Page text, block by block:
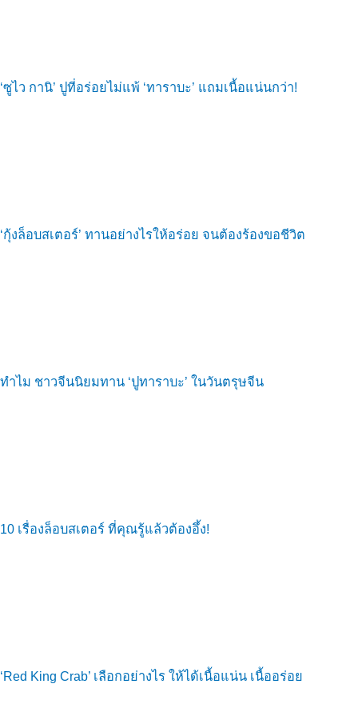
‘ซูไว กานิ’ ปูที่อร่อยไม่แพ้ ‘ทาราบะ’ แถมเนื้อแน่นกว่า!
‘กุ้งล็อบสเตอร์’ ทานอย่างไรให้อร่อย จนต้องร้องขอชีวิต
ทำไม ชาวจีนนิยมทาน ‘ปูทาราบะ’ ในวันตรุษจีน
10 เรื่องล็อบสเตอร์ ที่คุณรู้แล้วต้องอึ้ง!
‘Red King Crab’ เลือกอย่างไร ให้ได้เนื้อแน่น เนื้ออร่อย